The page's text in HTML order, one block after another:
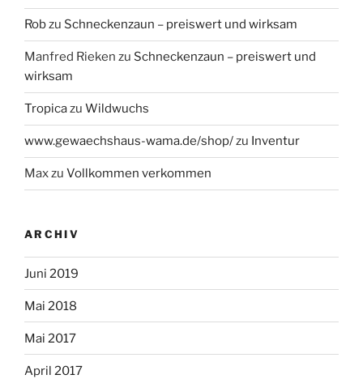
Robzu Schneckenzaun – preiswert und wirksam
Manfred Rieken zu Schneckenzaun – preiswert und
wirksam
Tropicazu Wildwuchs
www.gewaechshaus-wama.de/shop/zu Inventur
Maxzu Vollkommen verkommen
ARCHIV
Juni 2019
Mai 2018
Mai 2017
April 2017